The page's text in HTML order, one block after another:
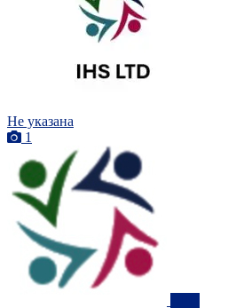
Не указана
1